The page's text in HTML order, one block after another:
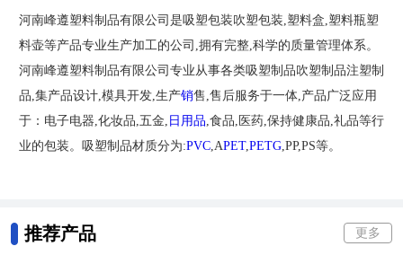
河南峰遵塑料制品有限公司是吸塑包装吹塑包装,塑料盒,塑料瓶塑
料壶等产品专业生产加工的公司,拥有完整,科学的质量管理体系。
河南峰遵塑料制品有限公司专业从事各类吸塑制品吹塑制品注塑制
品,集产品设计,模具开发,生产销售,售后服务于一体,产品广泛应用
于：电子电器,化妆品,五金, 日用品 ,食品,医药,保持健康品,礼品等行
业的包装。吸塑制品材质分为:PVC,APET,PETG,PP,PS等。
推荐产品 更多